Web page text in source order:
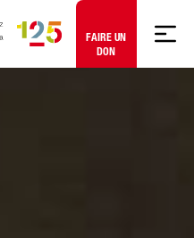
Aller au contenu
FAIRE UN
DON